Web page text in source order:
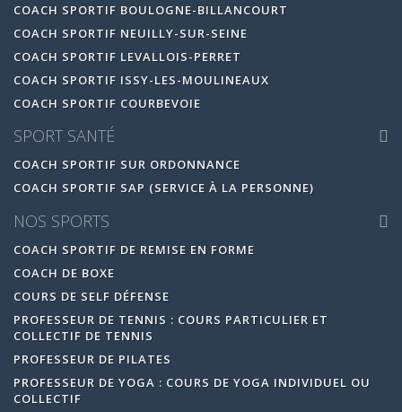
COACH SPORTIF BOULOGNE-BILLANCOURT
COACH SPORTIF NEUILLY-SUR-SEINE
COACH SPORTIF LEVALLOIS-PERRET
COACH SPORTIF ISSY-LES-MOULINEAUX
COACH SPORTIF COURBEVOIE
SPORT SANTÉ
COACH SPORTIF SUR ORDONNANCE
COACH SPORTIF SAP (SERVICE À LA PERSONNE)
NOS SPORTS
COACH SPORTIF DE REMISE EN FORME
COACH DE BOXE
COURS DE SELF DÉFENSE
PROFESSEUR DE TENNIS : COURS PARTICULIER ET
COLLECTIF DE TENNIS
PROFESSEUR DE PILATES
PROFESSEUR DE YOGA : COURS DE YOGA INDIVIDUEL OU
COLLECTIF